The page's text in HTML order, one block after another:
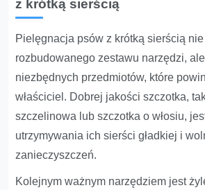
z krótką sierścią
Pielęgnacja psów z krótką sierścią
rozbudowanego zestawu narzędzi,
niezbędnych przedmiotów, które
właściciel. Dobrej jakości szczotka,
szczelinowa lub szczotka o włosiu,
utrzymywania ich sierści gładkiej i
zanieczyszczeń.
Kolejnym ważnym narzędziem jest